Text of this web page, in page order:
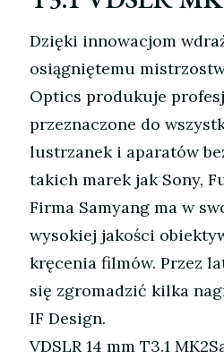
Dzięki innowacjom
osiągniętemu
Optics produkuje
przeznaczone do
lustrzanek i aparatów
takich marek jak Sony,
Firma Samyang ma w
wysokiej jakości
kręcenia filmów. Przez
się zgromadzić kilka
IF Design.
VDSLR 14 mm T3.1